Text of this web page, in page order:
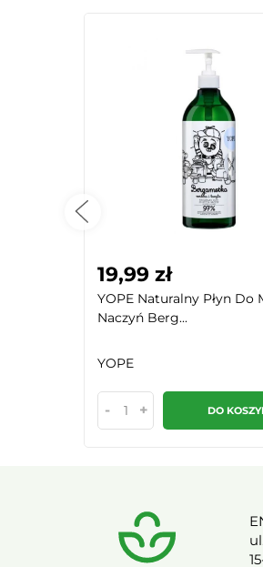
19,99 zł
YOPE Naturalny Płyn Do
Naczyń Berg...
YOPE
- + DO